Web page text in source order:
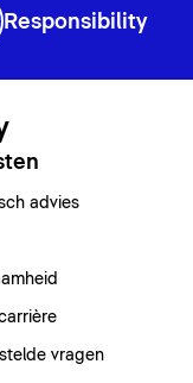
Responsibility
advies
vragen